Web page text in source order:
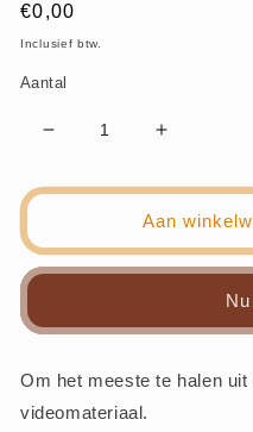
Normale
prijs
€0,00
Inclusief btw.
Aantal
Aantal
voor
Opdrachtenboek
Stash
Aantal
voor
Stash
Challenge
Aan
Om het meeste te halen
videomateriaal.